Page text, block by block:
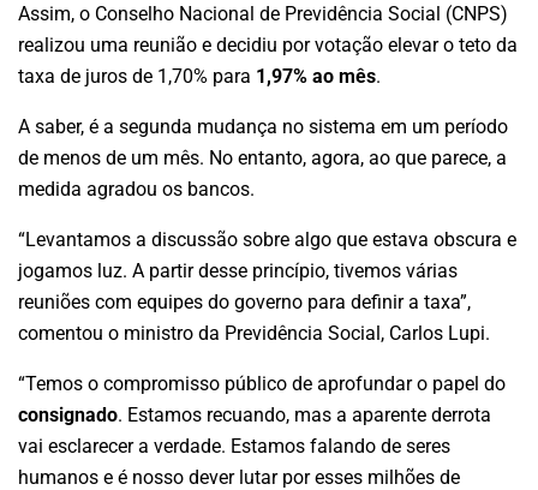
Assim, o Conselho Nacional de Previdência Social (CNPS)
realizou uma reunião e decidiu por votação elevar o teto da
taxa de juros de 1,70% para 1,97% ao mês.
A saber, é a segunda mudança no sistema em um período
de menos de um mês. No entanto, agora, ao que parece, a
medida agradou os bancos.
“Levantamos a discussão sobre algo que estava obscura e
jogamos luz. A partir desse princípio, tivemos várias
reuniões com equipes do governo para definir a taxa”,
comentou o ministro da Previdência Social, Carlos Lupi.
“Temos o compromisso público de aprofundar o papel do
consignado. Estamos recuando, mas a aparente derrota
vai esclarecer a verdade. Estamos falando de seres
humanos e é nosso dever lutar por esses milhões de